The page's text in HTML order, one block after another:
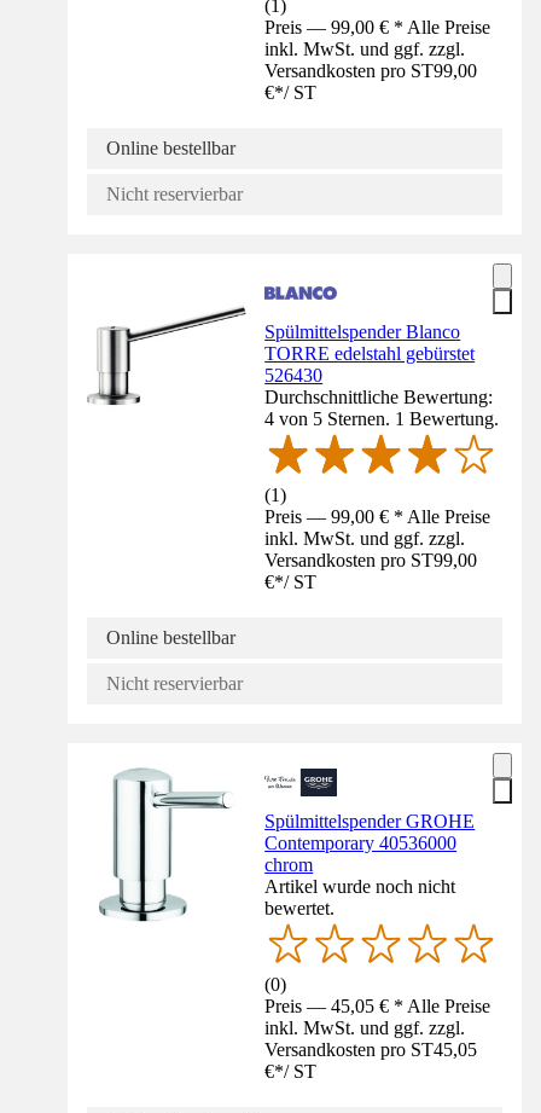
(1 )
Preis — 99,00 € * Alle Preise
inkl. MwSt. und ggf. zzgl.
Versandkosten pro ST99,00
€*/ ST
Online bestellbar
Nicht reservierbar
Spülmittelspender Blanco
TORRE edelstahl gebürstet
526430
Durchschnittliche Bewertung:
4 von 5 Sternen. 1 Bewertung.
(1)
Preis — 99,00 € * Alle Preise
inkl. MwSt. und ggf. zzgl.
Versandkosten pro ST99,00
€*/ ST
Online bestellbar
Nicht reservierbar
Spülmittelspender GROHE
Contemporary 40536000
chrom
Artikel wurde noch nicht
bewertet.
(0)
Preis — 45,05 € * Alle Preise
inkl. MwSt. und ggf. zzgl.
Versandkosten pro ST45,05
€*/ ST